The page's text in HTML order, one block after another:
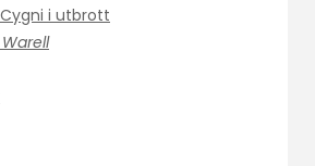
i utbrott